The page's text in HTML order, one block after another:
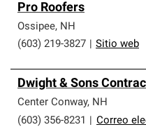
parte de una red
que cumplen con altos
de profesionalismo y
Pro Roofers
Ossipee, NH
(603) 219-3827
Sitio web
Dwight & Sons
Center Conway, NH
(603) 356-8231
Correo